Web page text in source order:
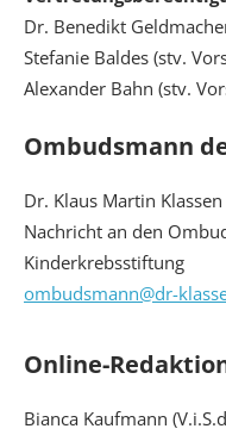
Dr. Benedikt
Stefanie Baldes (stv.
Alexander Bahn (stv.
Ombudsmann
Dr. Klaus Martin Klassen
Nachricht an den
Kinderkrebsstiftung
ombudsmann@dr-
Online-
Bianca Kaufmann